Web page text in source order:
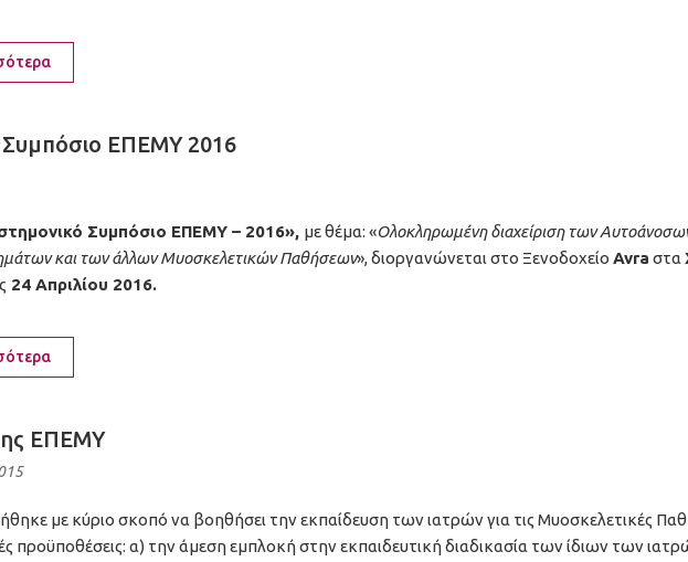
Συμπόσιο ΕΠΕΜΥ 2016
Συμπόσιο ΕΠΕΜΥ – 2016», με θέμα: «Ολοκληρωμένη διαχείριση των
και των άλλων Μυοσκελετικών Παθήσεων», διοργανώνεται στο Ξενοδοχείο Avra στα
24 Απριλίου 2016.
ΕΠΕΜΥ
με κύριο σκοπό να βοηθήσει την εκπαίδευση των ιατρών για τις Μυοσκελετικές
προϋποθέσεις: α) την άμεση εμπλοκή στην εκπαιδευτική διαδικασία των ίδιων των